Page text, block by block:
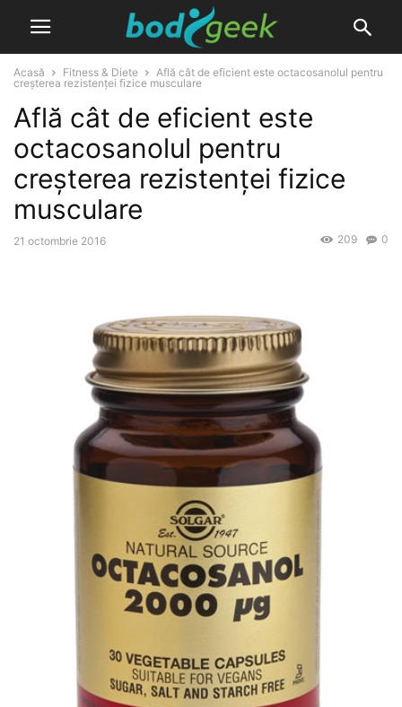
Acasă Fitness & Diete
Află cât de eficient este octacosanolul pentru
creșterea rezistenței fizice musculare
Află cât de eficient este
octacosanolul pentru
creșterea rezistenței fizice
musculare
21 octombrie 2016 0
209